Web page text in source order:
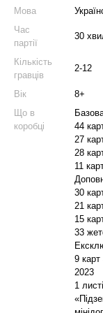
Мова
Час
партії
30
Кількість
гравців
2-12
Вік
8+
Що в
коробці
44
27
28
11
30
21
15
33
9 карт
2023
1